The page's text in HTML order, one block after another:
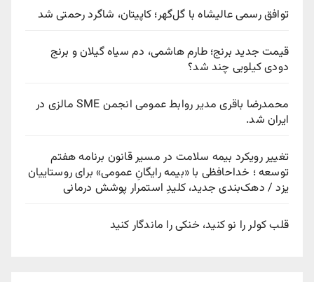
توافق رسمی عالیشاه با گل‌گهر؛ کاپیتان، شاگرد رحمتی شد
قیمت جدید برنج؛ طارم هاشمی، دم سیاه گیلان و برنج
دودی کیلویی چند شد؟
محمدرضا باقری مدیر روابط عمومی انجمن SME مالزی در
ایران شد.
تغییر رویکرد بیمه سلامت در مسیر قانون برنامه هفتم
توسعه ؛ خداحافظی با «بیمه رایگانِ عمومی» برای روستاییان
یزد / دهک‌بندی جدید، کلیدِ استمرار پوشش درمانی
قلب کولر را نو کنید، خنکی را ماندگار کنید